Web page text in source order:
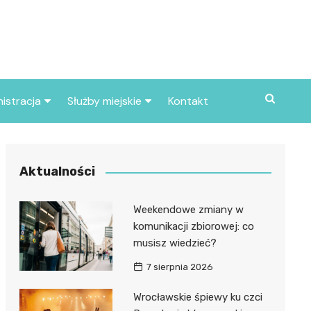
miasta
Służby miejskie
Policja
Kontakt
Aktualności
Weekendowe zmiany w
komunikacji zbiorowej: co
musisz wiedzieć?
7 sierpnia 2026
Wrocławskie śpiewy ku czci